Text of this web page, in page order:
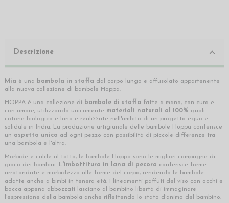
Descrizione
Mia è una bambola in stoffa dal corpo lungo e affusolato appartenente
alla nuova collezione di bambole Hoppa.
HOPPA è una collezione di bambole di stoffa fatte a mano, con cura e
con amore, utilizzando unicamente materiali naturali al 100% quali
cotone biologico e lana e realizzate nell'ambito di un progetto equo e
solidale in India. La produzione artigianale delle bambole Hoppa conferisce
un aspetto unico ad ogni pezzo con possibilità di piccole differenze tra
una bambola e l'altra.
Morbide e calde al tatto, le bambole Hoppa sono le migliori compagne di
gioco dei bambini. L'imbottitura in lana di pecora conferisce forme
arrotondate e morbidezza alle forme del corpo, rendendo le bambole
adatte anche a bimbi in tenera età. I lineamenti paffuti del viso con occhi e
bocca appena abbozzati lasciano al bambino libertà di immaginare
l'espressione della bambola anche riflettendo lo stato d'animo del bambino.